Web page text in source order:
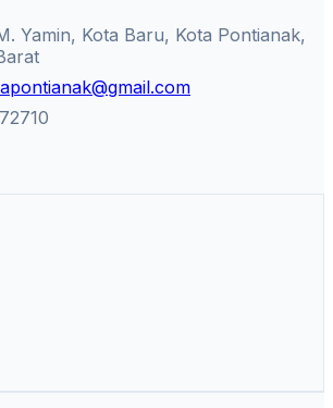
Yamin, Kota Baru, Kota Pontianak,